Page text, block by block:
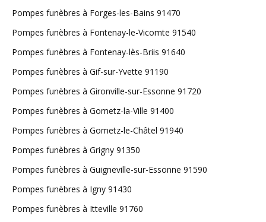
Pompes funèbres à Forges-les-Bains 91470
Pompes funèbres à Fontenay-le-Vicomte 91540
Pompes funèbres à Fontenay-lès-Briis 91640
Pompes funèbres à Gif-sur-Yvette 91190
Pompes funèbres à Gironville-sur-Essonne 91720
Pompes funèbres à Gometz-la-Ville 91400
Pompes funèbres à Gometz-le-Châtel 91940
Pompes funèbres à Grigny 91350
Pompes funèbres à Guigneville-sur-Essonne 91590
Pompes funèbres à Igny 91430
Pompes funèbres à Itteville 91760